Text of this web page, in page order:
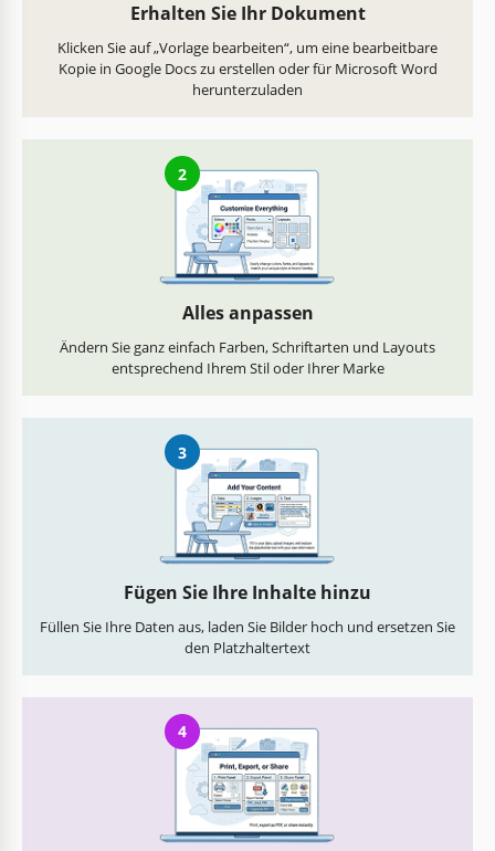
Erhalten Sie Ihr Dokument
Klicken Sie auf „Vorlage bearbeiten“, um eine bearbeitbare
Kopie in Google Docs zu erstellen oder für Microsoft Word
herunterzuladen
2
Alles anpassen
Ändern Sie ganz einfach Farben, Schriftarten und Layouts
entsprechend Ihrem Stil oder Ihrer Marke
3
Fügen Sie Ihre Inhalte hinzu
Füllen Sie Ihre Daten aus, laden Sie Bilder hoch und ersetzen Sie
den Platzhaltertext
4